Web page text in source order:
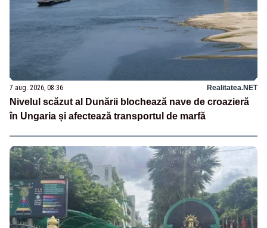
7 aug. 2026, 08:36 Realitatea.NET
Nivelul scăzut al Dunării blochează nave de croazieră
în Ungaria și afectează transportul de marfă